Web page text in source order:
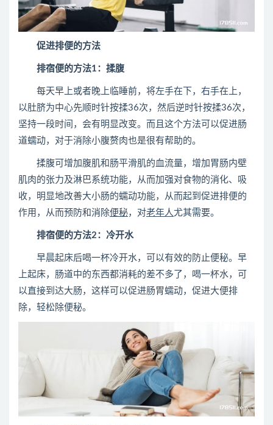
促进排便的方法
排宿便的方法1：揉腹
每天早上或者晚上临睡前，将左手在下，右手在上，
以肚脐为中心先顺时针按揉36次，然后逆时针按揉36次，
坚持一段时间，会有明显改变。而且这个方法可以促进肠
道蠕动，对于消除小腹赘肉也是很有帮助的。
揉腹可增加腹肌和肠平滑肌的血流量，增加胃肠内壁
肌肉的张力及淋巴系统功能，从而加强对食物的消化、吸
收，明显地改善大小肠的蠕动功能，从而起到促进排便的
作用，从而预防和消除便秘，对老年人尤其需要。
排宿便的方法2：冷开水
早晨起床后喝一杯冷开水，可以有效的防止便秘。早
上起床，肠道中的东西都消耗的差不多了，喝一杯水，可
以直接到达大肠，这样可以促进肠胃蠕动，促进大便排
除，轻松除便秘。